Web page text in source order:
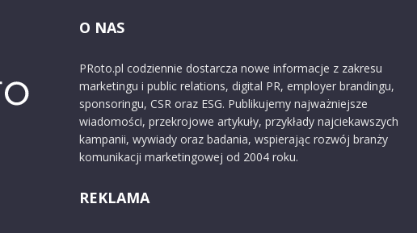
O NAS
PRoto.pl codziennie dostarcza nowe informacje z zakresu
marketingu i public relations, digital PR, employer brandingu,
sponsoringu, CSR oraz ESG. Publikujemy najważniejsze
wiadomości, przekrojowe artykuły, przykłady najciekawszych
kampanii, wywiady oraz badania, wspierając rozwój branży
komunikacji marketingowej od 2004 roku.
REKLAMA